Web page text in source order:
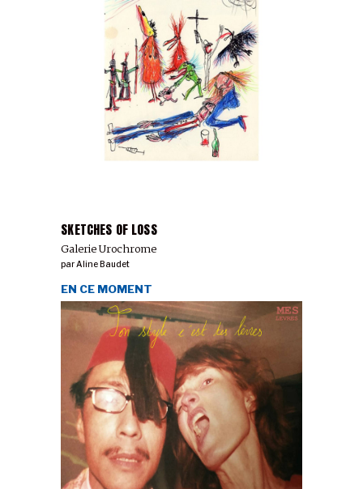
SKETCHES OF LOSS
Galerie Urochrome
parAline Baudet
EN CE MOMENT